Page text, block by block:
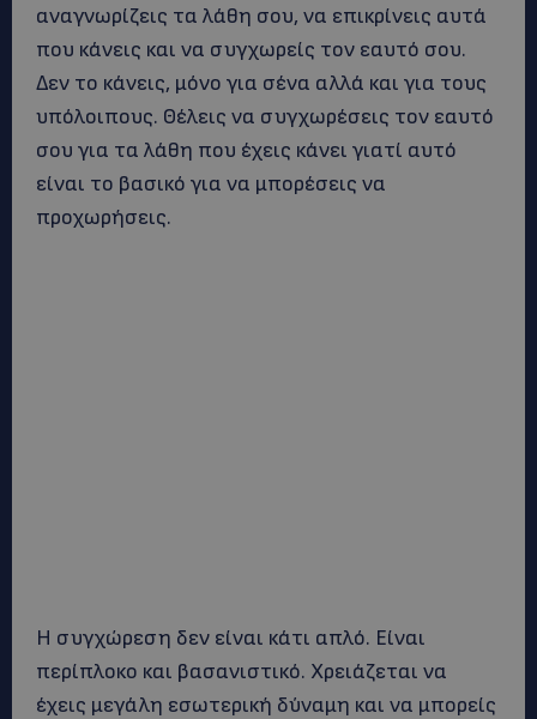
αναγνωρίζεις τα λάθη σου, να επικρίνεις αυτά
που κάνεις και να συγχωρείς τον εαυτό σου.
Δεν το κάνεις, μόνο για σένα αλλά και για τους
υπόλοιπους. Θέλεις να συγχωρέσεις τον εαυτό
σου για τα λάθη που έχεις κάνει γιατί αυτό
είναι το βασικό για να μπορέσεις να
προχωρήσεις.
Η συγχώρεση δεν είναι κάτι απλό. Είναι
περίπλοκο και βασανιστικό. Χρειάζεται να
έχεις μεγάλη εσωτερική δύναμη και να μπορείς